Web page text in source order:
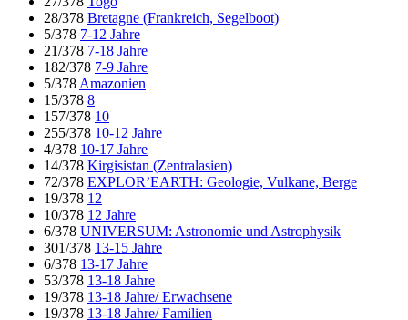
28/378 Bretagne (Frankreich, Segelboot)
5/378 7-12 Jahre
21/378 7-18 Jahre
182/378 7-9 Jahre
5/378 Amazonien
15/378 8
157/378 10
255/378 10-12 Jahre
4/378 10-17 Jahre
14/378 Kirgisistan (Zentralasien)
72/378 EXPLOR’EARTH: Geologie, Vulkane, Berge
19/378 12
10/378 12 Jahre
6/378 UNIVERSUM: Astronomie und Astrophysik
301/378 13-15 Jahre
6/378 13-17 Jahre
53/378 13-18 Jahre
19/378 13-18 Jahre/ Erwachsene
19/378 13-18 Jahre/ Familien